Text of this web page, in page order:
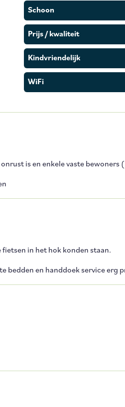
Schoon
Prijs / kwaliteit
Kindvriendelijk
WiFi
is en enkele vaste bewoners
in het hok konden staan.
bedden en handdoek service erg